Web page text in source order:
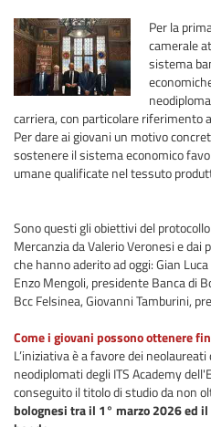
Per la
camerale
sistema
carriera, con particolare riferimento
Per dare ai giovani un motivo
sostenere il sistema economico
umane qualificate nel tessuto
Sono questi gli obiettivi del
Mercanzia da Valerio Veronesi e
che hanno aderito ad oggi: Gian
Enzo Mengoli, presidente Banca di
Bcc Felsinea, Giovanni Tamburini,
Come i giovani possono ottenere
L’iniziativa è a favore dei
neodiplomati degli ITS Academy
conseguito il titolo di studio da non
bolognesi tra il 1° marzo 2026 ed